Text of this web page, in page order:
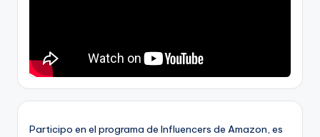
Participo en el programa de Influencers de Amazon, es